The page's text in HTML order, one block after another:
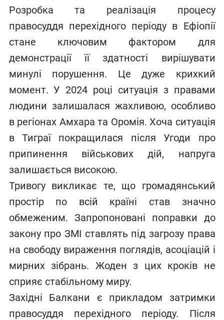
Розробка та реалізація процесу
правосуддя перехідного періоду в Ефіопії
стане ключовим фактором для
демонстрації її здатності вирішувати
минулі порушення. Це дуже крихкий
момент. У 2024 році ситуація з правами
людини залишалася жахливою, особливо
в регіонах Амхара та Оромія. Хоча ситуація
в Тиграї покращилася після Угоди про
припинення військових дій, напруга
залишається високою.
Тривогу викликає те, що громадянський
простір по всій країні став значно
обмеженим. Запропоновані поправки до
закону про ЗМІ ставлять під загрозу права
на свободу вираження поглядів, асоціацій і
мирних зібрань. Жоден з цих кроків не
сприяє стабільному миру.
Західні Балкани є прикладом затримки
правосуддя перехідного періоду. Після